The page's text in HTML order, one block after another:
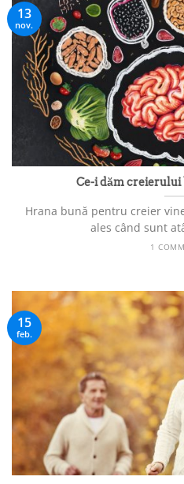
Ce-i dăm creierului
Hrana bună pentru creier
ales când sunt
1
13
nov.
15
feb.